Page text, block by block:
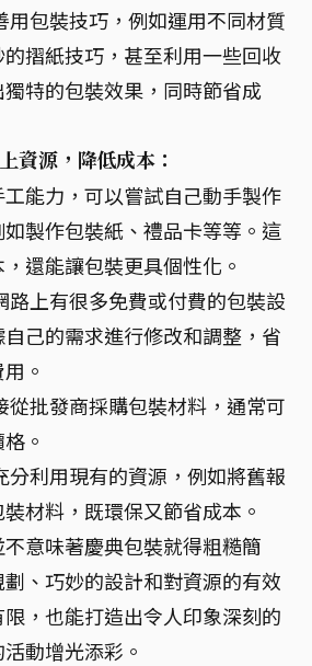
用包裝技巧，例如運用不同材質
摺紙技巧，甚至利用一些回收
特的包裝效果，同時節省成
資源，降低成本：
能力，可以嘗試自己動手製作
製作包裝紙、禮品卡等等。這
還能讓包裝更具個性化。
路上有很多免費或付費的包裝設
己的需求進行修改和調整，省
。
從批發商採購包裝材料，通常可
。
分利用現有的資源，例如將舊報
材料，既環保又節省成本。
意味著慶典包裝就得粗糙簡
、巧妙的設計和對資源的有效
，也能打造出令人印象深刻的
動增光添彩。